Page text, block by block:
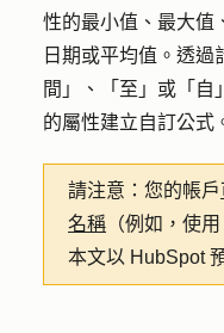
性的最小值、最大值
日期或平均值。透過
間」、「至」或「自
的屬性建立自訂公式
請注意： 您的帳戶
名稱 （例如，使
本文以 HubSpot